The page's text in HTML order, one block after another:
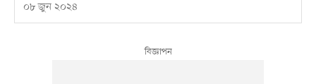
০৮ জুন ২০২৪